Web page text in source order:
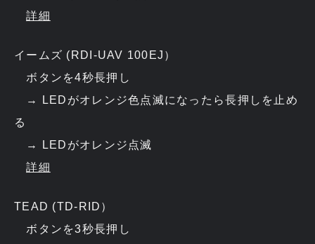
詳細
イームズ (RDI-UAV 100EJ）
ボタンを4秒長押し
→ LEDがオレンジ色点滅になったら長押しを止め
る
→ LEDがオレンジ点滅
詳細
TEAD (TD-RID）
ボタンを3秒長押し